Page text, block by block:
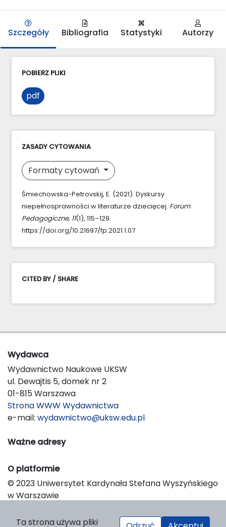
Szczegóły Bibliografia Statystyki Autorzy
POBIERZ PLIKI
pdf
ZASADY CYTOWANIA
Formaty cytowań
Śmiechowska-Petrovskij, E. (2021). Dyskursy
niepełnosprawności w literaturze dziecięcej. Forum
Pedagogiczne, 11(1), 115–129.
https://doi.org/10.21697/fp.2021.1.07
CITED BY / SHARE
Wydawca
Wydawnictwo Naukowe UKSW
ul. Dewajtis 5, domek nr 2
01-815 Warszawa
Strona WWW Wydawnictwa
e-mail: wydawnictwo@uksw.edu.pl
Ważne adresy
O platformie
© 2023 Uniwersytet Kardynała Stefana Wyszyńskiego
w Warszawie
Platform & Workflow by OJS/PKP
Ta strona używa pliki